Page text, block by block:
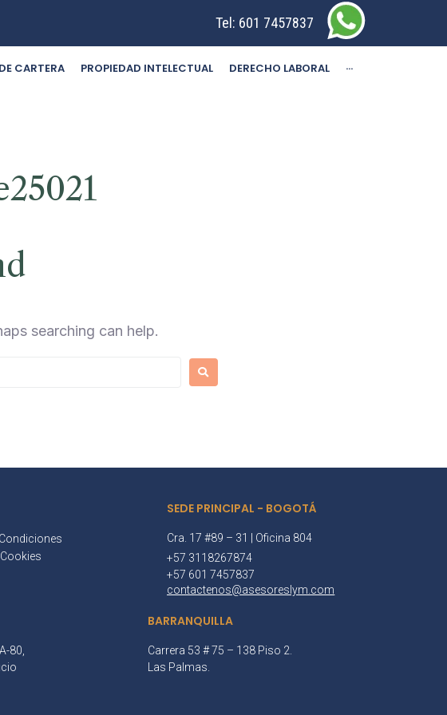
Tel: 601 7457837
CARTERA PROPIEDAD INTELECTUAL DERECHO LABORAL ···
searching can help.
SEDE PRINCIPAL - BOGOTÁ
Cra. 17 #89 – 31 | Oficina 804
+57 3118267874
+57 601 7457837
contactenos@asesoreslym.com
80,
BARRANQUILLA
Carrera 53 # 75 – 138 Piso 2.
Las Palmas.